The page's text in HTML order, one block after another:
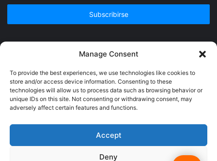
Manage Consent
To provide the best experiences, we use technologies like cookies to
store and/or access device information. Consenting to these
technologies will allow us to process data such as browsing behavior or
unique IDs on this site. Not consenting or withdrawing consent, may
adversely affect certain features and functions.
Accept
Deny
correo
© Copyright 2026, Todos los derechos reservados @Crucerum |